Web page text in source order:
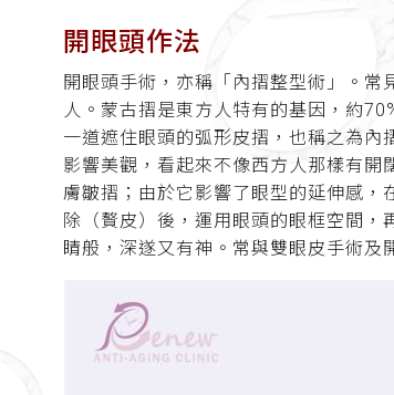
開眼頭作法
開眼頭手術，亦稱「內摺整型術」。
人。蒙古摺是東方人特有的基因，約
一道遮住眼頭的弧形皮摺，也稱之為
影響美觀，看起來不像西方人那樣有開
膚皺摺；由於它影響了眼型的延伸感
除（贅皮）後，運用眼頭的眼框空間
睛般，深遂又有神。常與雙眼皮手術及